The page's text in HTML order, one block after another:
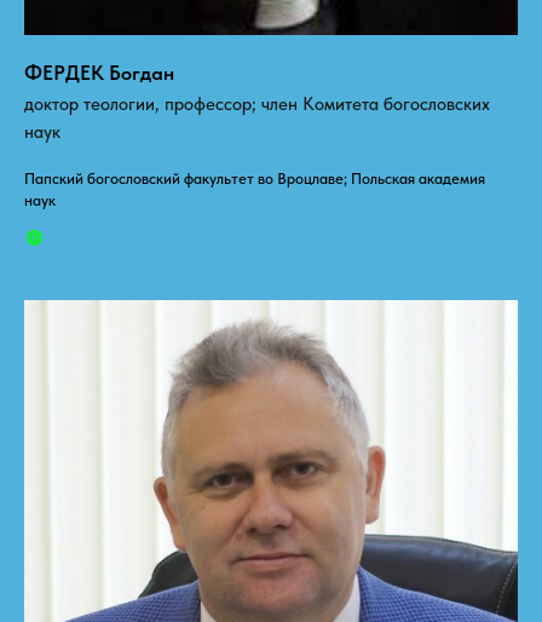
ФЕРДЕК Богдан
доктор теологии, профессор; член Комитета богословских
наук
Папский богословский факультет во Вроцлаве; Польская академия
наук